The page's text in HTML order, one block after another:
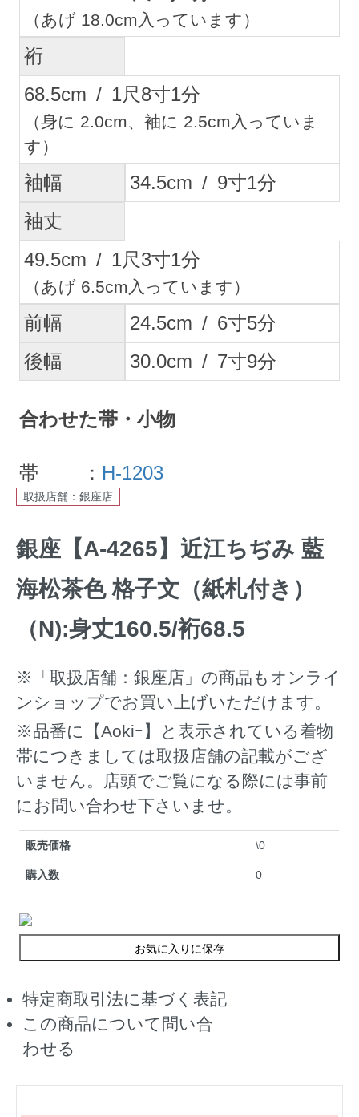
（あげ 18.0cm入っています）
裄
68.5cm / 1尺8寸1分
（身に 2.0cm、袖に 2.5cm入っていま
す）
袖幅 34.5cm / 9寸1分
袖丈
49.5cm / 1尺3寸1分
（あげ 6.5cm入っています）
前幅 24.5cm / 6寸5分
後幅
30.0cm / 7寸9分
合わせた帯・小物
帯 ： H-1203
取扱店舗：銀座店
銀座【A-4265】近江ちぢみ 藍
海松茶色 格子文（紙札付き）
（N):身丈160.5/裄68.5
※「取扱店舗：銀座店」の商品もオンライ
ンショップでお買い上げいただけます。
※品番に【Aokiｰ】と表示されている着物
帯につきましては取扱店舗の記載がござ
いません。店頭でご覧になる際には事前
にお問い合わせ下さいませ。
販売価格 \0
購入数 0
お気に入りに保存
特定商取引法に基づく表記
この商品について問い合
わせる